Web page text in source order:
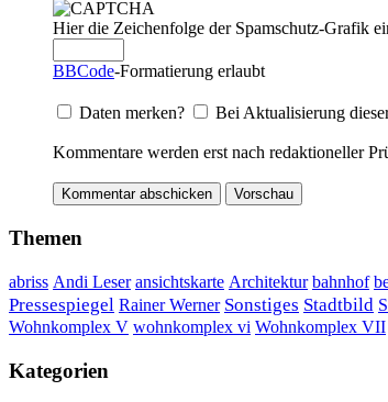
Hier die Zeichenfolge der Spamschutz-Grafik
BBCode-Formatierung erlaubt
Daten merken? Bei Aktualisierung
Kommentare werden erst nach redaktioneller
Themen
abriss Andi Leser ansichtskarte Architektur bahnhof
Pressespiegel Rainer Werner Sonstiges Stadtbild
Wohnkomplex V wohnkomplex vi Wohnkomplex VII
Kategorien